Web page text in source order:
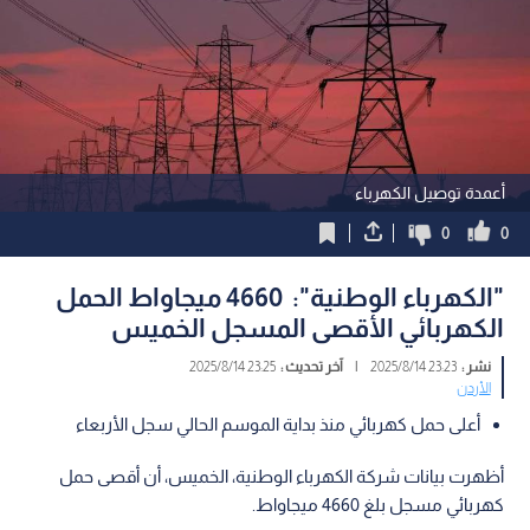
أعمدة توصيل الكهرباء
0
0
"الكهرباء الوطنية": 4660 ميجاواط الحمل
الكهربائي الأقصى المسجل الخميس
نشر :23:23 2025/8/14
| آخر تحديث :23:25 2025/8/14
الأردن
أعلى حمل كهربائي منذ بداية الموسم الحالي سجل الأربعاء
أظهرت بيانات شركة الكهرباء الوطنية، الخميس، أن أقصى حمل
كهربائي مسجل بلغ 4660 ميجاواط.